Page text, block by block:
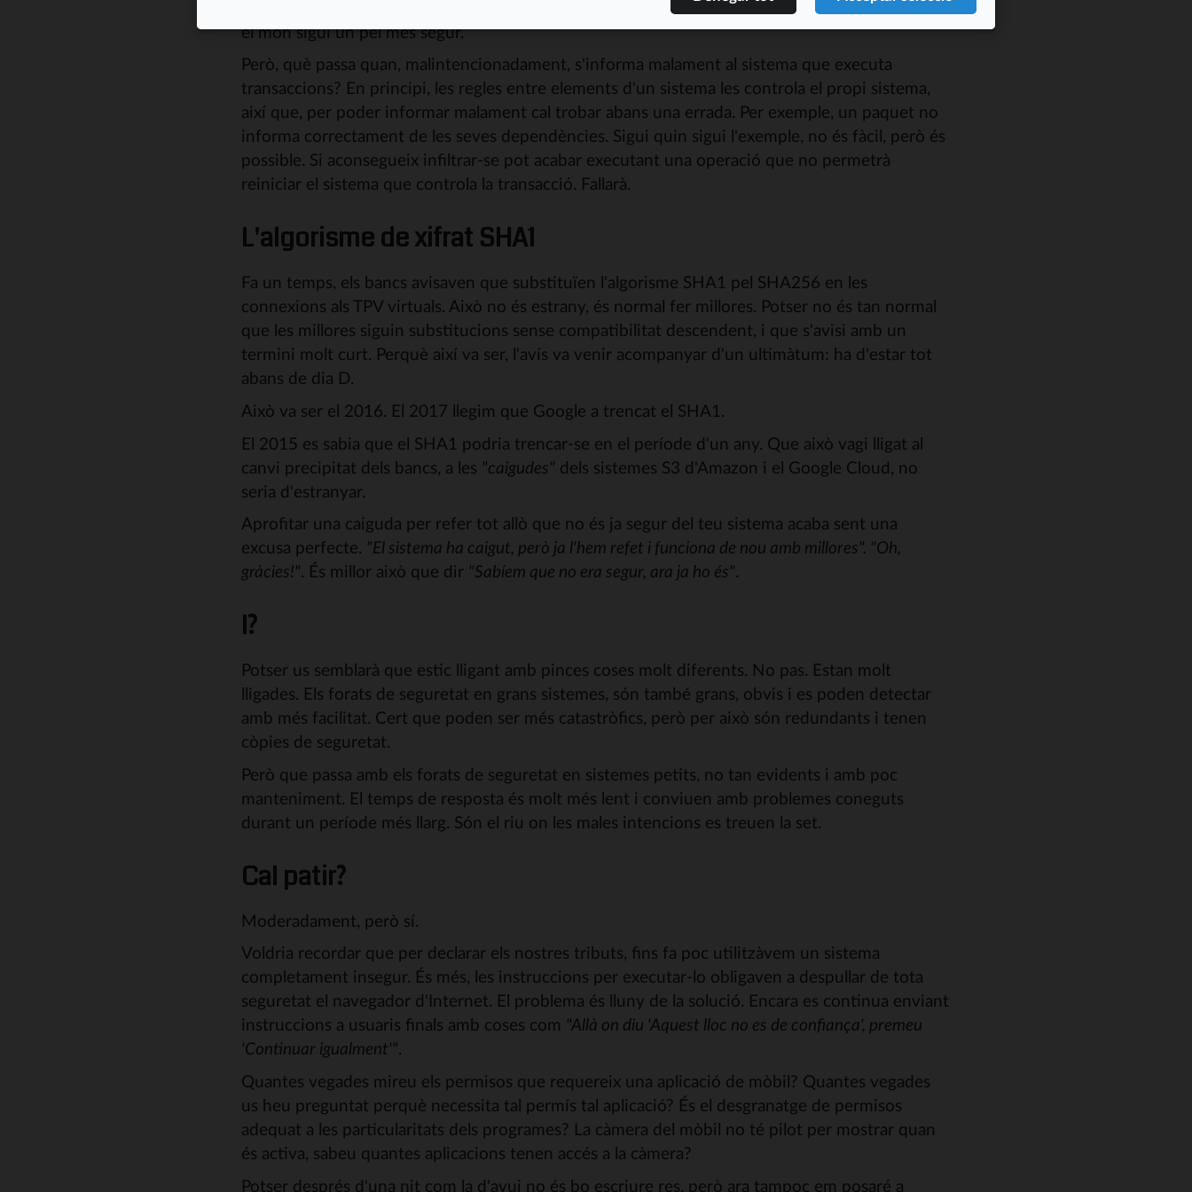
amb èxit, la operació es dóna per bona. Sinó, la operació es cancel·la. Li diem atomicitat i fa que
el mon sigui un pèl més segur.
Però, què passa quan, malintencionadament, s'informa malament al sistema que executa
transaccions? En principi, les regles entre elements d'un sistema les controla el propi sistema,
així que, per poder informar malament cal trobar abans una errada. Per exemple, un paquet no
informa correctament de les seves dependències. Sigui quin sigui l'exemple, no és fàcil, però és
possible. Si aconsegueix infiltrar-se pot acabar executant una operació que no permetrà
reiniciar el sistema que controla la transacció. Fallarà.
L'algorisme de xifrat SHA1
Fa un temps, els bancs avisaven que substituïen l'algorisme SHA1 pel SHA256 en les
connexions als TPV virtuals. Això no és estrany, és normal fer millores. Potser no és tan normal
que les millores siguin substitucions sense compatibilitat descendent, i que s'avisi amb un
termini molt curt. Perquè així va ser, l'avís va venir acompanyar d'un ultimàtum: ha d'estar tot
abans de dia D.
Això va ser el 2016. El 2017 llegim que Google a trencat el SHA1.
El 2015 es sabia que el SHA1 podria trencar-se en el període d'un any. Que això vagi lligat al
canvi precipitat dels bancs, a les "caigudes" dels sistemes S3 d'Amazon i el Google Cloud, no
seria d'estranyar.
Aprofitar una caiguda per refer tot allò que no és ja segur del teu sistema acaba sent una
excusa perfecte. "El sistema ha caigut, però ja l'hem refet i funciona de nou amb millores". "Oh,
gràcies!". És millor això que dir "Sabíem que no era segur, ara ja ho és".
I?
Potser us semblarà que estic lligant amb pinces coses molt diferents. No pas. Estan molt
lligades. Els forats de seguretat en grans sistemes, són també grans, obvis i es poden detectar
amb més facilitat. Cert que poden ser més catastròfics, però per això són redundants i tenen
còpies de seguretat.
Però que passa amb els forats de seguretat en sistemes petits, no tan evidents i amb poc
manteniment. El temps de resposta és molt més lent i conviuen amb problemes coneguts
durant un període més llarg. Són el riu on les males intencions es treuen la set.
Cal patir?
Moderadament, però sí.
Voldria recordar que per declarar els nostres tributs, fins fa poc utilitzàvem un sistema
completament insegur. És més, les instruccions per executar-lo obligaven a despullar de tota
seguretat el navegador d'Internet. El problema és lluny de la solució. Encara es continua enviant
instruccions a usuaris finals amb coses com "Allà on diu 'Aquest lloc no es de confiança', premeu
'Continuar igualment'".
Quantes vegades mireu els permisos que requereix una aplicació de mòbil? Quantes vegades
us heu preguntat perquè necessita tal permís tal aplicació? És el desgranatge de permisos
adequat a les particularitats dels programes? La càmera del mòbil no té pilot per mostrar quan
és activa, sabeu quantes aplicacions tenen accés a la càmera?
Potser després d'una nit com la d'avui no és bo escriure res, però ara tampoc em posaré a